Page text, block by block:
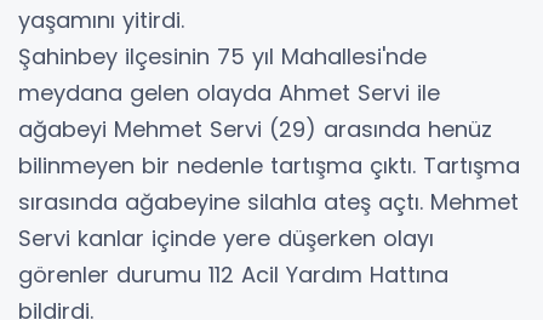
yaşamını yitirdi.
Şahinbey ilçesinin 75 yıl Mahallesi'nde
meydana gelen olayda Ahmet Servi ile
ağabeyi Mehmet Servi (29) arasında henüz
bilinmeyen bir nedenle tartışma çıktı. Tartışma
sırasında ağabeyine silahla ateş açtı. Mehmet
Servi kanlar içinde yere düşerken olayı
görenler durumu 112 Acil Yardım Hattına
bildirdi.